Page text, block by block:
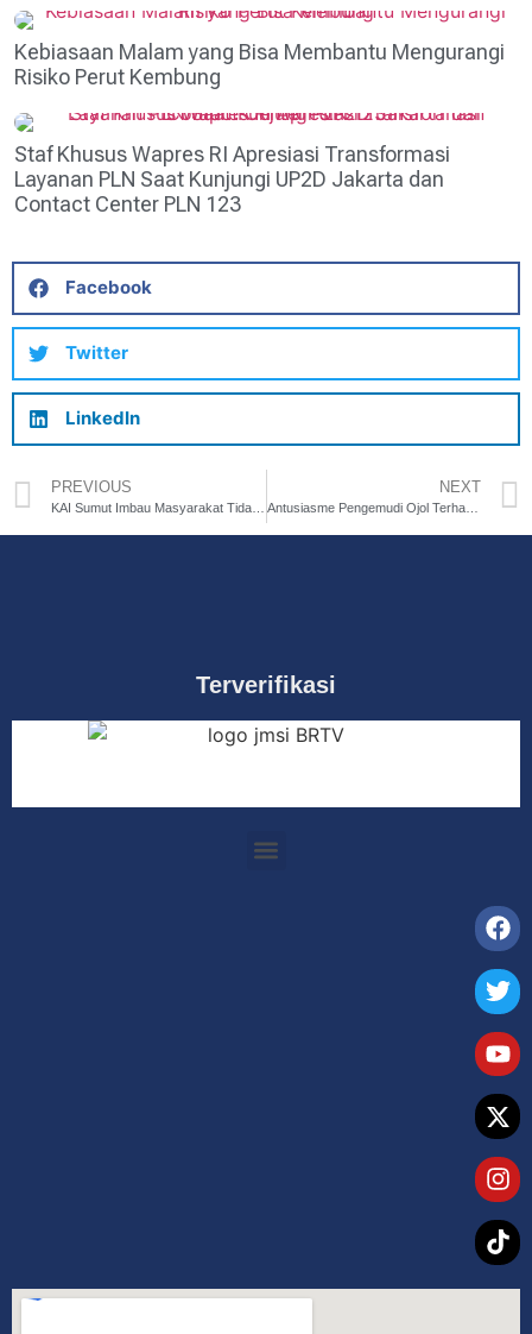
Kebiasaan Malam yang Bisa Membantu Mengurangi
Risiko Perut Kembung
Staf Khusus Wapres RI Apresiasi Transformasi
Layanan PLN Saat Kunjungi UP2D Jakarta dan
Contact Center PLN 123
Facebook
Twitter
LinkedIn
PREVIOUS NEXT
Antusiasme Pengemudi Ojol Terhadap THR, Namun Dihadapkan Banyak Syarat?
Terverifikasi